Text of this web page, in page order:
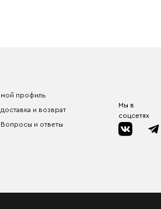
мой профиль
доставка и возврат
Вопросы и ответы
Мы в
соцсетях